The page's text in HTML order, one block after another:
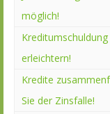
möglich!
erleichtern!
Kredite
Sie der Zinsfalle!